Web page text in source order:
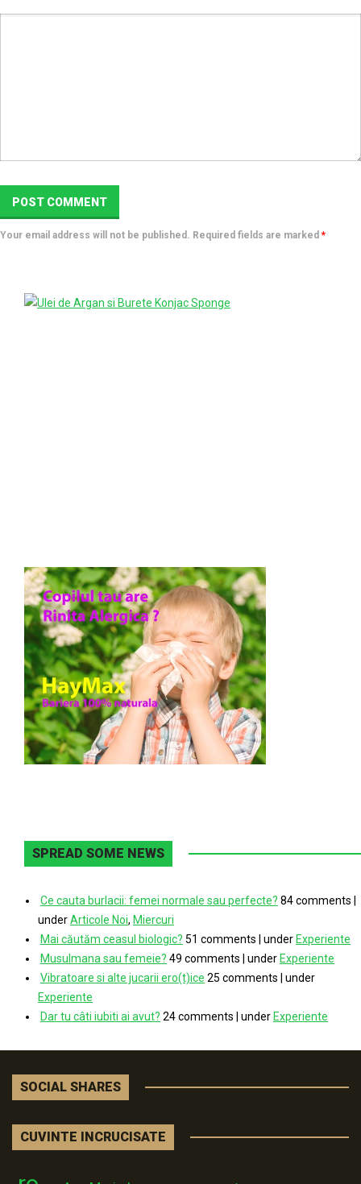
Your email address will not be published. Required fields are marked *
SPREAD SOME NEWS
Ce cauta burlacii: femei normale sau perfecte? 84 comments
underArticole Noi, Miercuri
Mai căutăm ceasul biologic? 51 comments under Experiente
Musulmana sau femeie? 49 comments under Experiente
Vibratoare si alte jucarii ero(t)ice 25 comments
under
Experiente
Dar tu câti iubiti ai avut? 24 comments under Experiente
SOCIAL SHARES
CUVINTE INCRUCISATE